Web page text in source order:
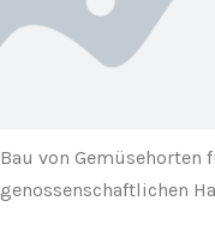
Bau von Gemüsehorten
genossenschaftlichen